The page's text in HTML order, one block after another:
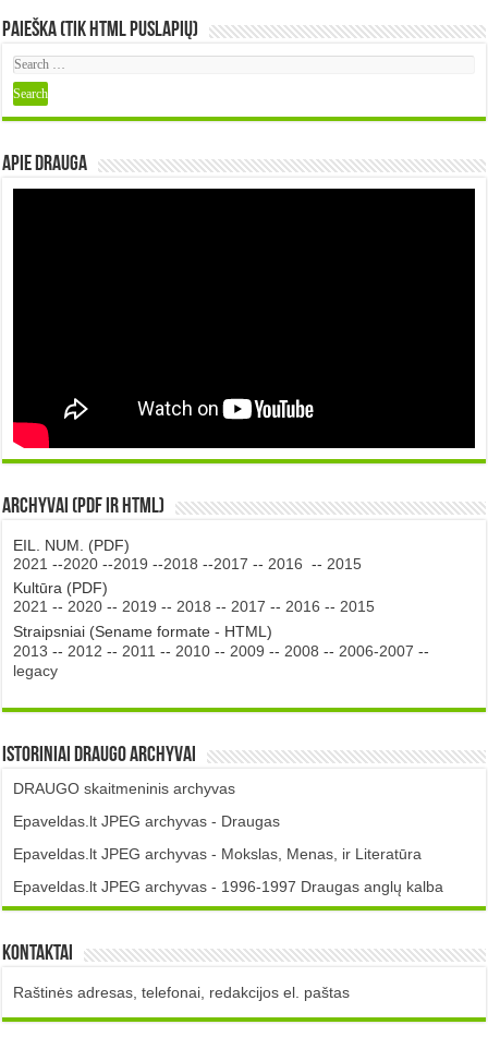
Paieška (tik HTML puslapių)
Apie DRAUGA
Archyvai (PDF ir HTML)
EIL. NUM. (PDF)
2021 --2020 --2019 --2018 --2017 -- 2016 -- 2015
Kultūra (PDF)
2021 -- 2020 -- 2019 -- 2018 -- 2017 -- 2016 -- 2015
Straipsniai (Sename formate - HTML)
2013 -- 2012 -- 2011 -- 2010 -- 2009 -- 2008 -- 2006-2007 --
legacy
Istoriniai DRAUGO Archyvai
DRAUGO skaitmeninis archyvas
Epaveldas.lt JPEG archyvas - Draugas
Epaveldas.lt JPEG archyvas - Mokslas, Menas, ir Literatūra
Epaveldas.lt JPEG archyvas - 1996-1997 Draugas anglų kalba
Kontaktai
Raštinės adresas, telefonai, redakcijos el. paštas